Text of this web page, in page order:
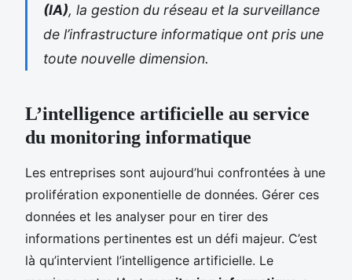
(IA), la gestion du réseau et la surveillance
de l’infrastructure informatique ont pris une
toute nouvelle dimension.
L’intelligence artificielle au service
du monitoring informatique
Les entreprises sont aujourd’hui confrontées à une
prolifération exponentielle de données. Gérer ces
données et les analyser pour en tirer des
informations pertinentes est un défi majeur. C’est
là qu’intervient l’intelligence artificielle. Le